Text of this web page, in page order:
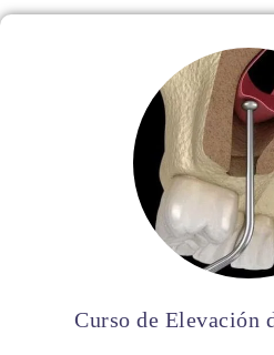
Curso de Elevación